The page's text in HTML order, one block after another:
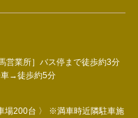
営業所］バス停まで徒歩約3分
→徒歩約5分
場200台 〉 ※満車時近隣駐車施